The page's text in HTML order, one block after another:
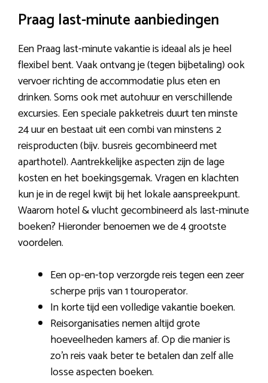
Praag last-minute aanbiedingen
Een Praag last-minute vakantie is ideaal als je heel
flexibel bent. Vaak ontvang je (tegen bijbetaling) ook
vervoer richting de accommodatie plus eten en
drinken. Soms ook met autohuur en verschillende
excursies. Een speciale pakketreis duurt ten minste
24 uur en bestaat uit een combi van minstens 2
reisproducten (bijv. busreis gecombineerd met
aparthotel). Aantrekkelijke aspecten zijn de lage
kosten en het boekingsgemak. Vragen en klachten
kun je in de regel kwijt bij het lokale aanspreekpunt.
Waarom hotel & vlucht gecombineerd als last-minute
boeken? Hieronder benoemen we de 4 grootste
voordelen.
Een op-en-top verzorgde reis tegen een zeer
scherpe prijs van 1 touroperator.
In korte tijd een volledige vakantie boeken.
Reisorganisaties nemen altijd grote
hoeveelheden kamers af. Op die manier is
zo’n reis vaak beter te betalen dan zelf alle
losse aspecten boeken.